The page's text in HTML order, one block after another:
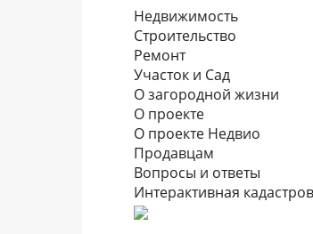
Недвижимость
Строительство
Ремонт
Участок и Сад
О загородной жизни
О проекте
О проекте Недвио
Продавцам
Вопросы и ответы
Интерактивная